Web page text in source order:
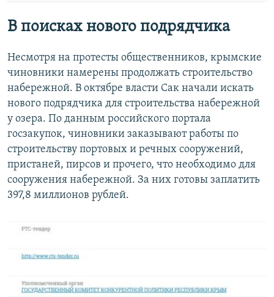
В поисках нового подрядчика
Несмотря на протесты общественников, крымские
чиновники намерены продолжать строительство
набережной. В октябре власти Сак начали искать
нового подрядчика для строительства набережной
у озера. По данным российского портала
госзакупок, чиновники заказывают работы по
строительству портовых и речных сооружений,
пристаней, пирсов и прочего, что необходимо для
сооружения набережной. За них готовы заплатить
397,8 миллионов рублей.